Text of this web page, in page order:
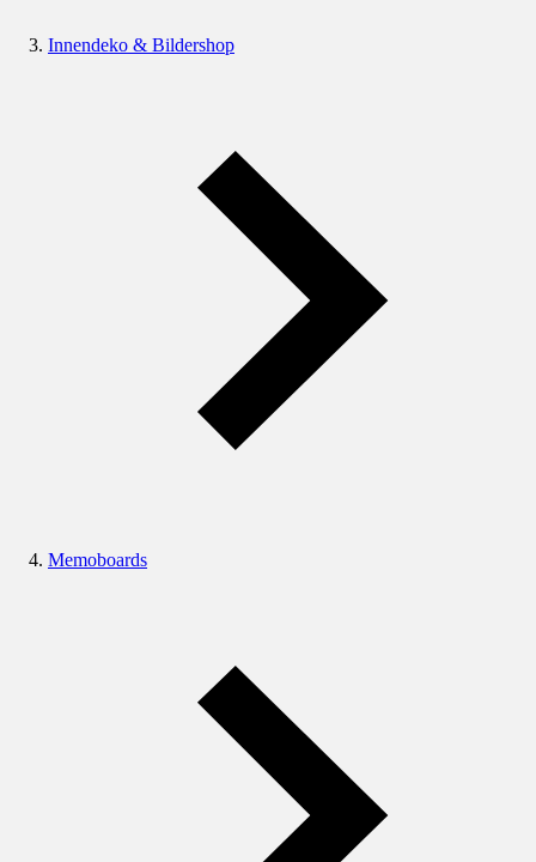
Innendeko & Bildershop
Memoboards